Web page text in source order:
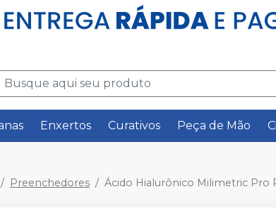
Enxertos Curativos Peça de Mão
Preenchedores Ácido Hialurônico Milimetric Pro